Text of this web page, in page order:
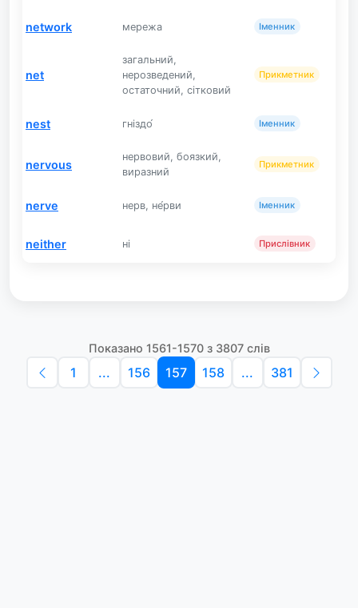
network мережа Іменник
net
загальний,
нерозведений,
остаточний, сітковий
Прикметник
nest гніздо́ Іменник
nervous
нервовий, боязкий,
виразний
Прикметник
nerve нерв, не́рви Іменник
neither ні Прислівник
Показано 1561-1570 з 3807 слів
1 ... 156 157 158 ... 381